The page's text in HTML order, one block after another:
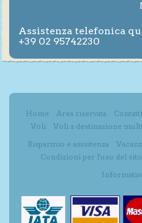
Assistenza telefonica
+39 02 95742230
Home Area riservata Contatti
Voli
Voli a destinazione
Risparmio e assistenza
Condizioni per l'uso del sito